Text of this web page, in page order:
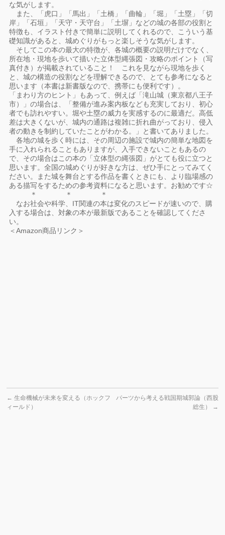
な気がします。
また、「虎口」「馬出」「土橋」「曲輪」「堀」「土塁」「切
岸」「石垣」「天守・天守台」「土塀」などの城の各部の役割と
特徴も、イラスト付きで簡単に説明してくれるので、こういう基
礎知識があると、城めぐりがもっと楽しそうな気がします。
そしてこの本の最大の特徴が、各城の概要の説明だけでなく、
所在地・現地を歩いて描いた立体型縄張図・攻略のポイント（写
真付き）が掲載されていること！ これを見ながら現地を歩く
と、城の構造の役割などを理解できるので、とても参考になると
思います（本書は新書版なので、携帯にも便利です）。
「まわり方のヒント」もあって、例えば「滝山城（東京都八王子
市）」の場合は、「整備が進み案内板なども充実しており、初心
者でも訪れやすい。堀や土塁の威力を実感するのに最適だ。高低
差は大きくないが、城内の通路は複雑に折れ曲がっており、侵入
者の動きを制約していたことがわかる。」と書いてありました。
各地の城を歩く時には、その周辺の施設で城内の簡単な地図を
手に入れられることもありますが、入手できないこともあるの
で、その場合はこの本の「立体型の縄張図」がとても役に立つと
思います。全国の城めぐりが好きな方は、ぜひ手にとってみてく
ださい。また城を舞台とする作品を書くときにも、より臨場感の
ある描写をするための参考資料になると思います。お勧めです☆
＊ ＊ ＊
なお社会や科学、IT関連の本は変化のスピードが速いので、購
入する場合は、対象の本が最新版であることを確認してくださ
い。
＜Amazon商品リンク＞
← 生命機械が未来を変える（ホックフ
ィールド）
パーツから考える戦国期城郭論（西股
総生）
→